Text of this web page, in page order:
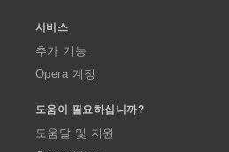
서비스
추가 기능
Opera 계정
도움이 필요하십니까?
도움말 및 지원